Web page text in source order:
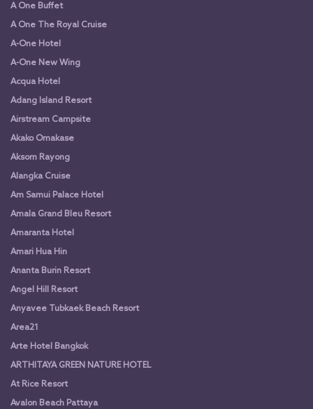
A One Buffet
A One The Royal Cruise
A-One Hotel
A-One New Wing
Acqua Hotel
Adang Island Resort
Airstream Campsite
Akako Omakase
Aksorn Rayong
Alangka Cruise
Am Samui Palace Hotel
Amala Grand Bleu Resort
Amaranta Hotel
Amari Hua Hin
Ananta Burin Resort
Angel Hill Resort
Anyavee Tubkaek Beach Resort
Area21
Arte Hotel Bangkok
ARTHITAYA GREEN NATURE HOTEL
At Rice Resort
Avalon Beach Pattaya